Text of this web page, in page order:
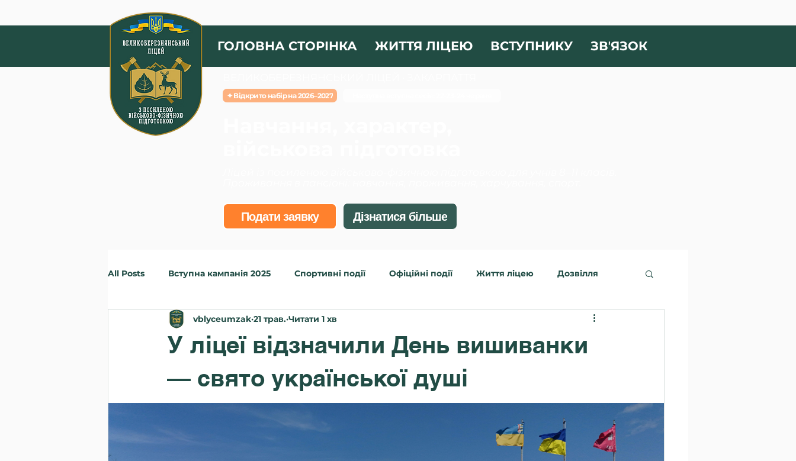
ГОЛОВНА СТОРІНКА ЖИТТЯ ЛІЦЕЮ ВСТУПНИКУ ЗВʼЯЗОК
✦ Відкрито набір на 2026–2027
Подати заявку Дізнатися більше
All Posts Вступна кампанія 2025 Спортивні події Офіційні події Життя ліцею Дозвілля
Інше Вступна кампанія 2026
У ліцеї відзначили День вишиванки
— свято української душі
vblyceumzak 21 трав. Читати 1 хв